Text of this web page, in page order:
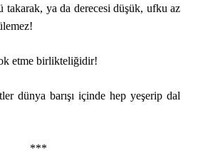
takarak, ya da derecesi düşük, ufku az
etme birlikteliğidir!
dünya barışı içinde hep yeşerip dal
***